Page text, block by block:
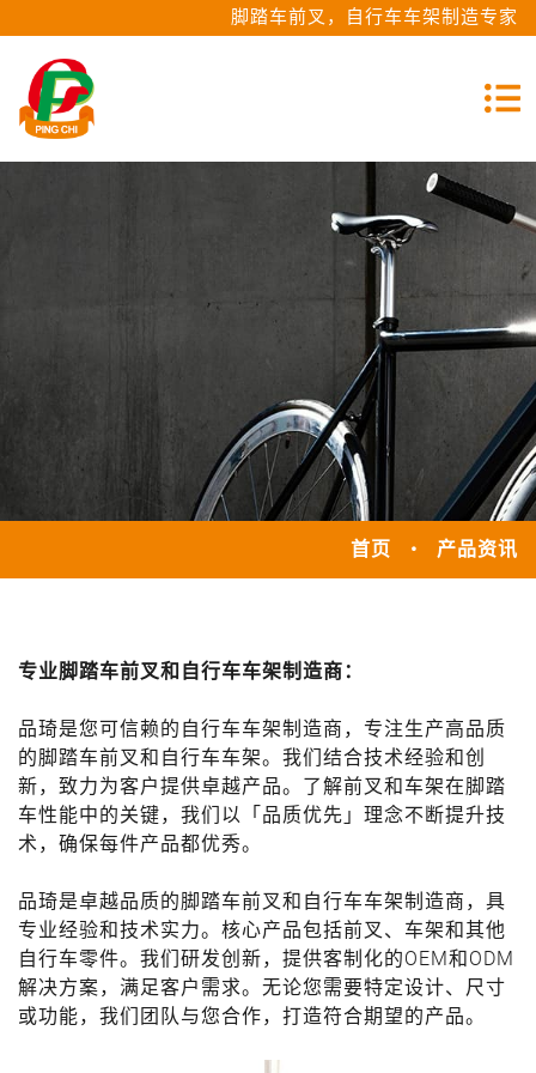
脚踏车前叉，自行车车架制造专家
首页 产品资讯
专业脚踏车前叉和自行车车架制造商：
品琦是您可信赖的自行车车架制造商，专注生产高品质
的脚踏车前叉和自行车车架。我们结合技术经验和创
新，致力为客户提供卓越产品。了解前叉和车架在脚踏
车性能中的关键，我们以「品质优先」理念不断提升技
术，确保每件产品都优秀。
品琦是卓越品质的脚踏车前叉和自行车车架制造商，具
专业经验和技术实力。核心产品包括前叉、车架和其他
自行车零件。我们研发创新，提供客制化的OEM和ODM
解决方案，满足客户需求。无论您需要特定设计、尺寸
或功能，我们团队与您合作，打造符合期望的产品。